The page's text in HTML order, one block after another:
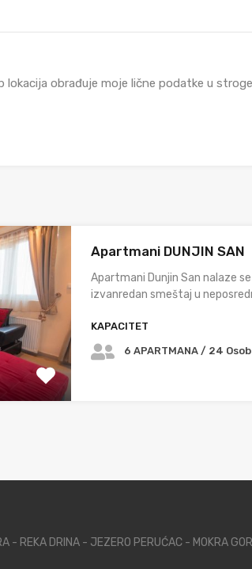
lokacija obrađuje moje lične podatke u
Apartmani DUNJIN SAN
Apartmani Dunjin San nalaze
izvanredan smeštaj u
KAPACITET
6 APARTMANA / 24
REKA DRINA - JEZERO PERUĆAC - MOKRA